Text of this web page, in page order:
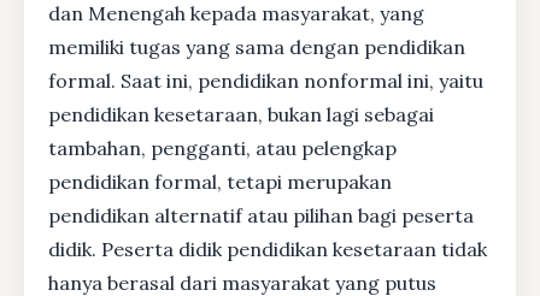
dan Menengah kepada masyarakat, yang
memiliki tugas yang sama dengan pendidikan
formal. Saat ini, pendidikan nonformal ini, yaitu
pendidikan kesetaraan, bukan lagi sebagai
tambahan, pengganti, atau pelengkap
pendidikan formal, tetapi merupakan
pendidikan alternatif atau pilihan bagi peserta
didik. Peserta didik pendidikan kesetaraan tidak
hanya berasal dari masyarakat yang putus